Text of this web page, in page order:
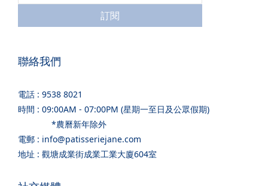
訂閱
聯絡我們
電話 : 9538 8021
時間 : 09:00AM - 07:00PM (星期一至日及公眾假期)
*農曆新年除外
電郵 : info@patisseriejane.com
地址 : 觀塘成業街成業工業大廈604室